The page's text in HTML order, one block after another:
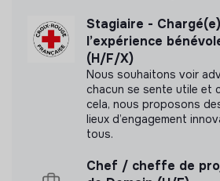
transparenceStagiaire -
l’expérience
(H/F/X)
Nous souhaitons voir
chacun se sente utile et
cela, nous proposons
lieux d’engagement
tous.
Chef / cheffe de